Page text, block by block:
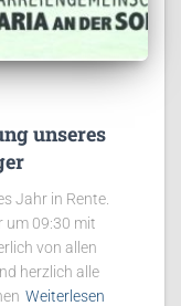
unseres
Jahr in Rente.
um 09:30 mit
von allen
herzlich alle
Weiterlesen